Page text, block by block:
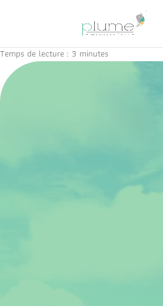
Temps de lecture : 3 minutes